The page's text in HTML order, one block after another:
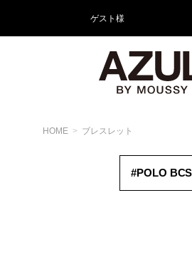
ゲスト様
HOME ブレスレット
#POLO BCS